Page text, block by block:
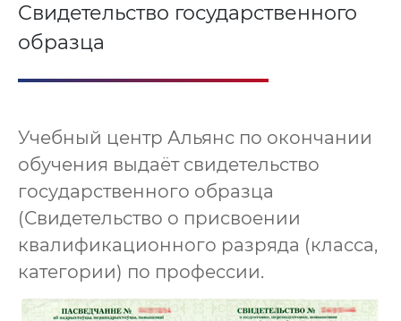
Свидетельство государственного
образца
Учебный центр Альянс по окончании
обучения выдаёт свидетельство
государственного образца
(Свидетельство о присвоении
квалификационного разряда (класса,
категории) по профессии.